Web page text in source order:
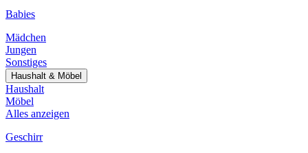
Babies
Mädchen
Jungen
Sonstiges
Haushalt & Möbel
Haushalt
Möbel
Alles anzeigen
Geschirr